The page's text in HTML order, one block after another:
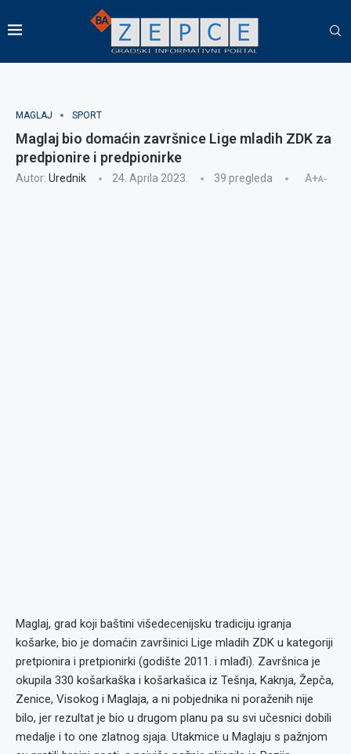
MAGLAJ SPORT
Maglaj bio domaćin završnice Lige mladih ZDK za
predpionire i predpionirke
Autor: Urednik 24. Aprila 2023. 39 pregleda A+A-
Maglaj, grad koji baštini višedecenijsku tradiciju igranja
košarke, bio je domaćin završinici Lige mladih ZDK u kategoriji
pretpionira i pretpionirki (godište 2011. i mlađi). Završnica je
okupila 330 košarkaška i košarkašica iz Tešnja, Kaknja, Žepča,
Zenice, Visokog i Maglaja, a ni pobjednika ni poraženih nije
bilo, jer rezultat je bio u drugom planu pa su svi učesnici dobili
medalje i to one zlatnog sjaja. Utakmice u Maglaju s pažnjom